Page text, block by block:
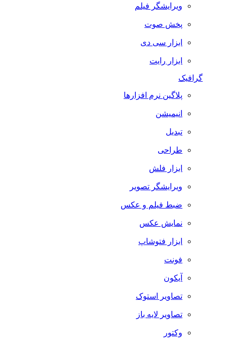
ویرایشگر فیلم
پخش صوت
ابزار سی دی
ابزار رایت
گرافیک
پلاگین نرم افزارها
انیمیشن
تبدیل
طراحی
ابزار فلش
ویرایشگر تصویر
ضبط فيلم و عكس
نمایش عکس
ابزار فتوشاپ
فونت
آیکون
تصاویر استوک
تصاویر لایه باز
وکتور